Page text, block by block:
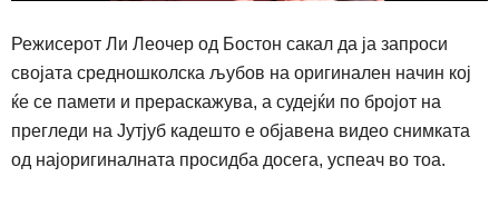
Режисерот Ли Леочер од Бостон сакал да ја запроси
својата средношколска љубов на оригинален начин кој
ќе се памети и прераскажува, а судејќи по бројот на
прегледи на Јутјуб кадешто е објавена видео снимката
од најоригиналната просидба досега, успеач во тоа.